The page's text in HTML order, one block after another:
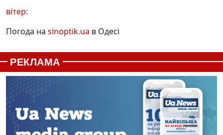
вітер:
Погода на sinoptik.ua в Одесі
РЕКЛАМА